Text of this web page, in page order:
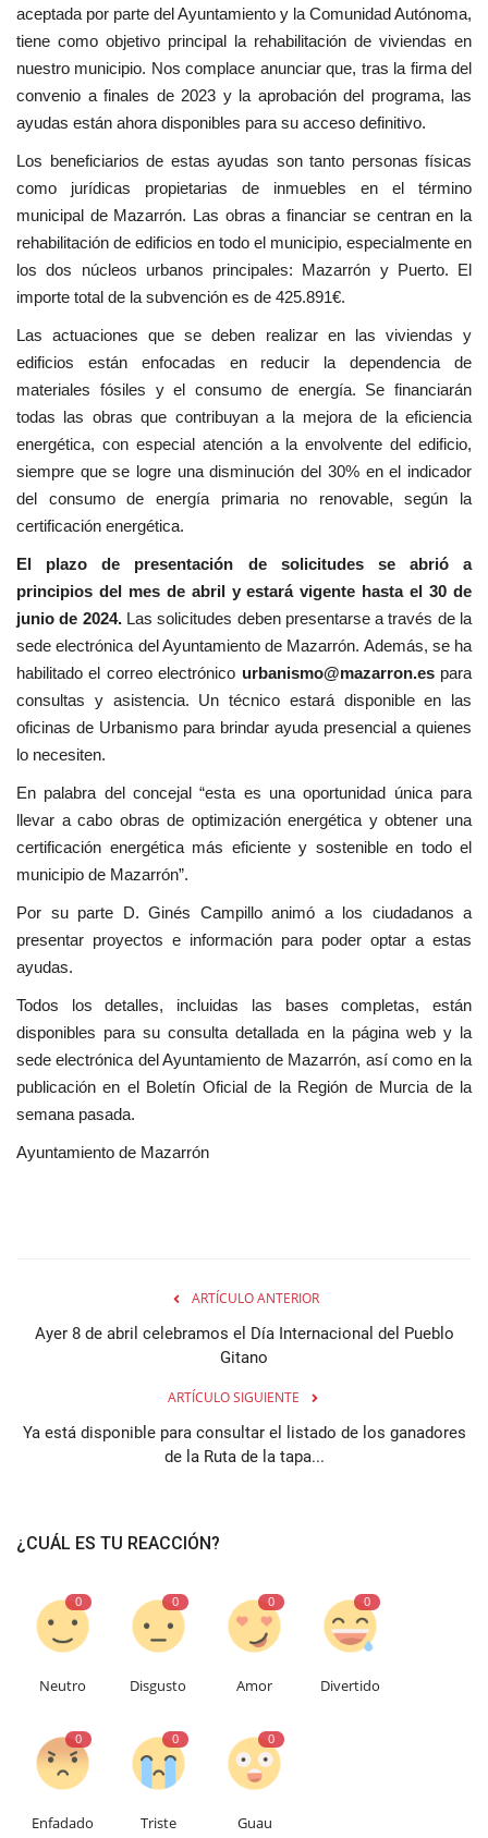
aceptada por parte del Ayuntamiento y la Comunidad Autónoma,
tiene como objetivo principal la rehabilitación de viviendas en
nuestro municipio. Nos complace anunciar que, tras la firma del
convenio a finales de 2023 y la aprobación del programa, las
ayudas están ahora disponibles para su acceso definitivo.
Los beneficiarios de estas ayudas son tanto personas físicas
como jurídicas propietarias de inmuebles en el término
municipal de Mazarrón. Las obras a financiar se centran en la
rehabilitación de edificios en todo el municipio, especialmente en
los dos núcleos urbanos principales: Mazarrón y Puerto. El
importe total de la subvención es de 425.891€.
Las actuaciones que se deben realizar en las viviendas y
edificios están enfocadas en reducir la dependencia de
materiales fósiles y el consumo de energía. Se financiarán
todas las obras que contribuyan a la mejora de la eficiencia
energética, con especial atención a la envolvente del edificio,
siempre que se logre una disminución del 30% en el indicador
del consumo de energía primaria no renovable, según la
certificación energética.
El plazo de presentación de solicitudes se abrió a
principios del mes de abril y estará vigente hasta el 30 de
junio de 2024. Las solicitudes deben presentarse a través de la
sede electrónica del Ayuntamiento de Mazarrón. Además, se ha
habilitado el correo electrónico urbanismo@mazarron.es para
consultas y asistencia. Un técnico estará disponible en las
oficinas de Urbanismo para brindar ayuda presencial a quienes
lo necesiten.
En palabra del concejal “esta es una oportunidad única para
llevar a cabo obras de optimización energética y obtener una
certificación energética más eficiente y sostenible en todo el
municipio de Mazarrón”.
Por su parte D. Ginés Campillo animó a los ciudadanos a
presentar proyectos e información para poder optar a estas
ayudas.
Todos los detalles, incluidas las bases completas, están
disponibles para su consulta detallada en la página web y la
sede electrónica del Ayuntamiento de Mazarrón, así como en la
publicación en el Boletín Oficial de la Región de Murcia de la
semana pasada.
Ayuntamiento de Mazarrón
ARTÍCULO ANTERIOR
Ayer 8 de abril celebramos el Día Internacional del Pueblo
Gitano
ARTÍCULO SIGUIENTE
Ya está disponible para consultar el listado de los ganadores
de la Ruta de la tapa...
¿CUÁL ES TU REACCIÓN?
0
Neutro
0
Disgusto
0
Amor
0
Divertido
0
Enfadado
0
Triste
0
Guau